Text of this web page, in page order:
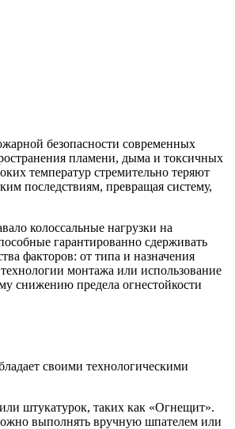
безопасности современных
пламени, дыма и токсичных
температур стремительно теряют
последствиям, превращая систему,
колоссальные нагрузки на
гарантированно сдерживать
факторов: от типа и назначения
монтажа или использование
снижению предела огнестойкости
своими технологическими
штукатурок, таких как «Огнещит».
выполнять вручную шпателем или